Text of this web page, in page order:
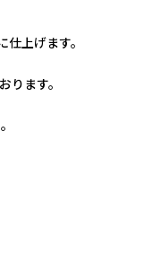
上げます。
ます。